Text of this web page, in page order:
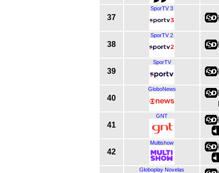
37
SporTV 3
38
SporTV 2
39
SporTV
40
GloboNews
41
GNT
42
Multishow
Globoplay Novelas